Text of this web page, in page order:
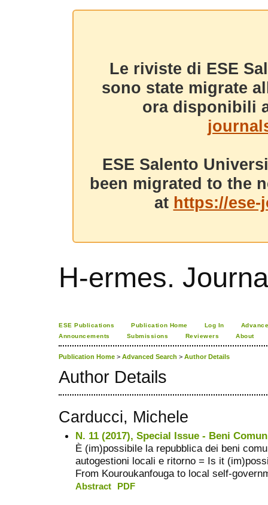
Le riviste di ESE
sono state migrate
ora disponibili
ESE Salento
been migrated to the
at https://
H-ermes.
ESE Publications Publication Home Log In
Announcements
Submissions Reviewers About
Publication Home > Advanced Search > Author Details
Author Details
Carducci, Michele
N. 11 (2017), Special Issue - Beni
È (im)possibile la repubblica dei beni
autogestioni locali e ritorno = Is it
From Kouroukanfouga to local self-
Abstract PDF